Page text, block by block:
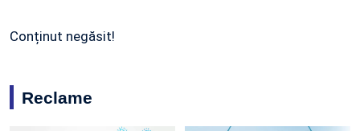
Conținut negăsit!
Reclame